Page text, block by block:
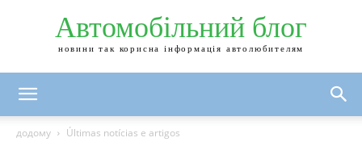
Автомобільний блог
новини так корисна інформація автолюбителям
додому Últimas notícias e artigos